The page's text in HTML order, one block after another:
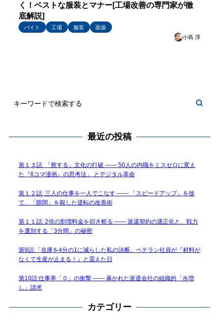
く！ベストな服装とマナー[工場改善の専門家が徹
底解説]
バイト 工場 服装
面接
小島 淳
最近の投稿
第１３話: 「察する」文化の打破 —— 50人の内職をミスゼロに変え
た『6コマ漫画』の思考法」 とデジタル革命
第１２話: 三人の仕事を一人でこなす —— 「スピードアップ」を捨
て、「隙間」を殺した逆転の改善術
第１１話: 2倍の割増料金を叩き斬る —— 派遣契約の適正化と、戦力
を選別する「3分間」の秘密
第9話:「在庫を4分の1に減らした私の決断。ベテラン社員が『材料が
なくて生産が止まる！』と震えた日
第10話:仕事率「０」の衝撃 —— 暴かれた派遣会社の組織的「水増
し」請求
カテゴリー